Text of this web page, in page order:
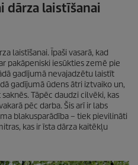
dārza laistīšanai
laistīšanai. Īpaši vasarā, kad
pakāpeniski iesūkties zemē pie
gadījumā nevajadzētu laistīt
gadījumā ūdens ātri iztvaiko un,
Tāpēc daudzi cilvēki, kas
pēc darba. Šis arī ir labs
blakusparādība – tiek pievilināti
kas ir īsta dārza kaitēkļu